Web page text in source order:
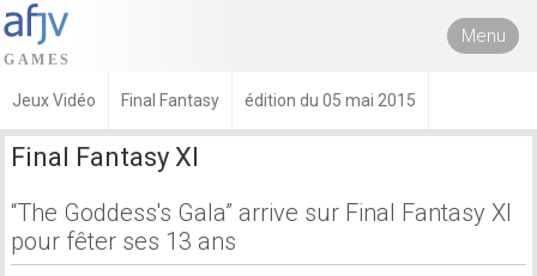
Menu
Jeux Vidéo Final Fantasy édition du 05 mai 2015
Final Fantasy XI
“The Goddess's Gala” arrive sur Final Fantasy XI
pour fêter ses 13 ans